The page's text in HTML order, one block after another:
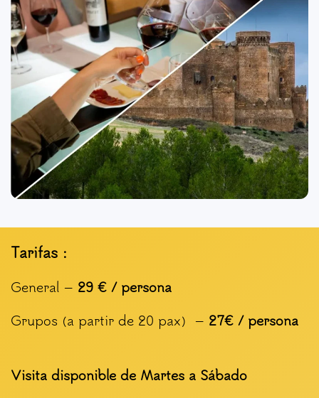
Tarifas :
General – 29 € / persona
Grupos (a partir de 20 pax) – 27€ / persona
Visita disponible de Martes a Sábado